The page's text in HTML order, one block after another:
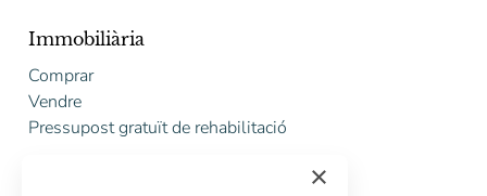
Immobiliària
Comprar
Vendre
Pressupost gratuït de rehabilitació
×